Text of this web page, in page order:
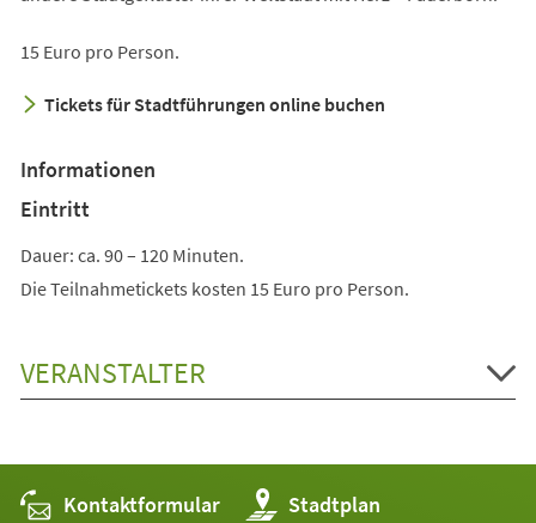
15 Euro pro Person.
Tickets für Stadtführungen online buchen
Informationen
Eintritt
Dauer: ca. 90 – 120 Minuten.
Die Teilnahmetickets kosten 15 Euro pro Person.
VERANSTALTER
Kontaktformular Stadtplan
(Öffnet